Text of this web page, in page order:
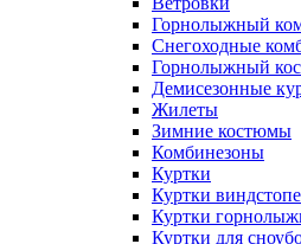
Горнолыжный
Снегоходные
Горнолыжный
Демисезонные
Жилеты
Зимние костюмы
Комбинезоны
Куртки
Куртки
Куртки
Куртки для